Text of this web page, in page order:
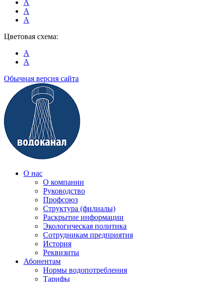
A
A
A
Цветовая схема:
A
A
Обычная версия сайта
О нас
О компании
Руководство
Профсоюз
Структура (филиалы)
Раскрытие информации
Экологическая политика
Сотрудникам предприятия
История
Реквизиты
Абонентам
Нормы водопотребления
Тарифы